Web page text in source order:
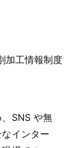
加工情報制度
SNS や無
インター